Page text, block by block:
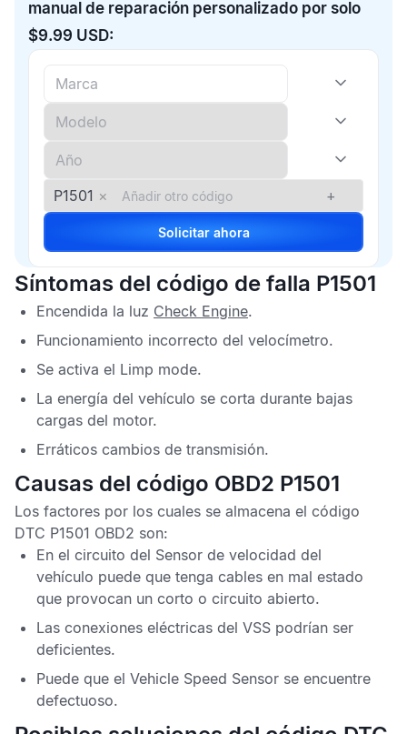
manual de reparación personalizado por solo
$9.99 USD:
P1501 × +
Solicitar ahora
Síntomas del código de falla P1501
Encendida la luz Check Engine.
Funcionamiento incorrecto del velocímetro.
Se activa el Limp mode.
La energía del vehículo se corta durante bajas
cargas del motor.
Erráticos cambios de transmisión.
Causas del código OBD2 P1501
Los factores por los cuales se almacena el código
DTC P1501 OBD2 son:
En el circuito del Sensor de velocidad del
vehículo puede que tenga cables en mal estado
que provocan un corto o circuito abierto.
Las conexiones eléctricas del VSS podrían ser
deficientes.
Puede que el Vehicle Speed Sensor se encuentre
defectuoso.